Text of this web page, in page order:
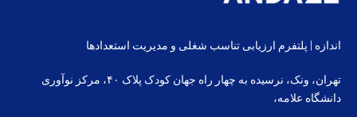
اندازه | پلتفرم ارزیابی تناسب شغلی و مدیریت استعدادها
تهران، ونک، نرسیده به چهار راه جهان کودک پلاک ۴۰، مرکز نوآوری
دانشگاه علامه،